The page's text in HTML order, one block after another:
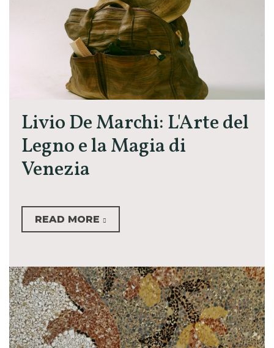
Livio De Marchi: L'Arte del
Legno e la Magia di
Venezia
READ MORE